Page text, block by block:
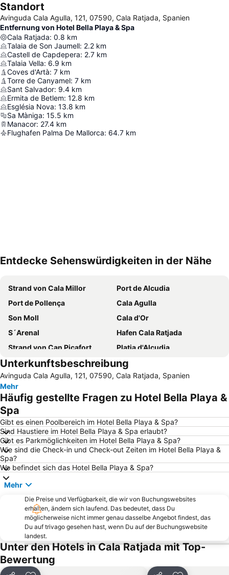
Standort
Avinguda Cala Agulla, 121, 07590, Cala Ratjada, Spanien
Entfernung von Hotel Bella Playa & Spa
Cala Ratjada: 0.8 km
Talaia de Son Jaumell: 2.2 km
Castell de Capdepera: 2.7 km
Talaia Vella: 6.9 km
Coves d'Artà: 7 km
Torre de Canyamel: 7 km
Sant Salvador: 9.4 km
Ermita de Betlem: 12.8 km
Església Nova: 13.8 km
Sa Màniga: 15.5 km
Manacor: 27.4 km
Flughafen Palma De Mallorca: 64.7 km
Entdecke Sehenswürdigkeiten in der Nähe
Strand von Cala Millor
Port de Alcudia
Port de Pollença
Cala Agulla
Son Moll
Cala d'Or
S´Arenal
Hafen Cala Ratjada
Strand von Can Picafort
Platja d'Alcudia
Platja de Sa Coma
Cala Macarella
Strand von Formentor - Cala Pi
Playa Sa marina de Alcudia
Cala en Turqueta
Playa Son Baulo
Platja de Canyamel
Cala Esmeralda
Cala Marçal
Strand von S´Illot - Cala Moreja
Cala Antena
Cala Gran
Cala en Blanes
Cala Torta
Pula Golfplatz
S'Amarador
Kloster Sant Salvador
Hafen von Ciutadella
Cala Mesquida o s'Arenal de sa Mesquida
Hafen von Porto Cristo
Kastell von Punta de n'Amer
Cala Ferrera
Serra de Tramontana
Playa de Cala Mondragò
Strand Cala Galdana
Hidropark
Arenal de sa Canova
Tropfsteinhöhle Coves del Drac
Unterkunftsbeschreibung
Avinguda Cala Agulla, 121, 07590, Cala Ratjada, Spanien
Mehr
Häufig gestellte Fragen zu Hotel Bella Playa &
Spa
Gibt es einen Poolbereich im Hotel Bella Playa & Spa?
Sind Haustiere im Hotel Bella Playa & Spa erlaubt?
Gibt es Parkmöglichkeiten im Hotel Bella Playa & Spa?
Wie sind die Check-in und Check-out Zeiten im Hotel Bella Playa &
Spa?
Wo befindet sich das Hotel Bella Playa & Spa?
Mehr
Die Preise und Verfügbarkeit, die wir von Buchungswebsites
erhalten, ändern sich laufend. Das bedeutet, dass Du
möglicherweise nicht immer genau dasselbe Angebot findest, das
Du auf trivago gesehen hast, wenn Du auf der Buchungswebsite
landest.
Unter den Hotels in Cala Ratjada mit Top-
Bewertung